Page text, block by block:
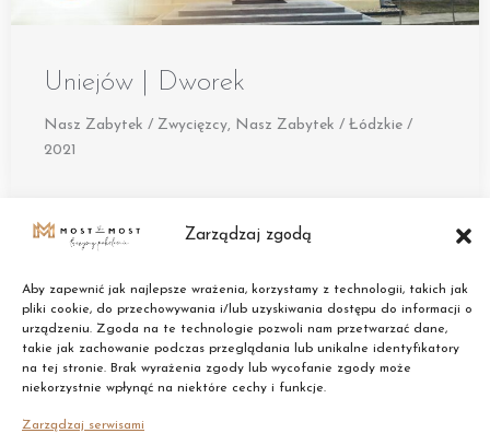
Zarządzaj zgodą
Aby zapewnić jak najlepsze wrażenia, korzystamy z technologii, takich jak
pliki cookie, do przechowywania i/lub uzyskiwania dostępu do informacji o
urządzeniu. Zgoda na te technologie pozwoli nam przetwarzać dane,
takie jak zachowanie podczas przeglądania lub unikalne identyfikatory
na tej stronie. Brak wyrażenia zgody lub wycofanie zgody może
niekorzystnie wpłynąć na niektóre cechy i funkcje.
Zarządzaj serwisami
Uniejów | Dworek
Nasz Zabytek / Zwycięzcy, Nasz Zabytek / Łódzkie /
2021